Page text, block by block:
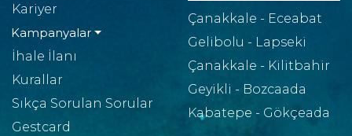
Kariyer
Kampanyalar
İhale İlanı
Kurallar
Sıkça Sorulan Sorular
Gestcard
Çanakkale - Eceabat
Gelibolu - Lapseki
Çanakkale - Kilitbahir
Geyikli - Bozcaada
Kabatepe - Gökçeada